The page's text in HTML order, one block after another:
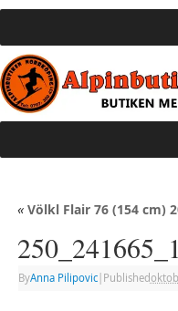
«Völkl Flair 76 (154 cm)
ByAnna Pilipovic| Published